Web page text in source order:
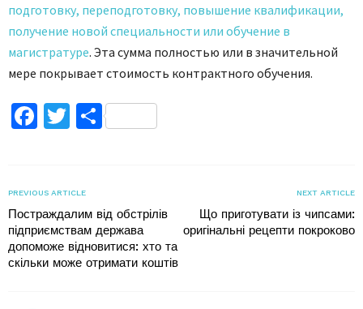
подготовку, переподготовку, повышение квалификации,
получение новой специальности или обучение в
магистратуре. Эта сумма полностью или в значительной
мере покрывает стоимость контрактного обучения.
Facebook
TwitterПоділитися
PREVIOUS ARTICLE
Постраждалим від обстрілів
підприємствам держава
допоможе відновитися: хто та
скільки може отримати коштів
NEXT ARTICLE
Що приготувати із чипсами:
оригінальні рецепти покроково